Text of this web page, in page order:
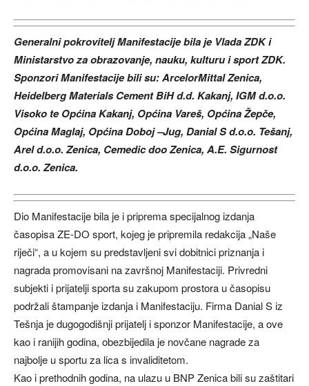
Generalni pokrovitelj Manifestacije bila je Vlada ZDK i
Ministarstvo za obrazovanje, nauku, kulturu i sport ZDK.
Sponzori Manifestacije bili su: ArcelorMittal Zenica,
Heidelberg Materials Cement BiH d.d. Kakanj, IGM d.o.o.
Visoko te Općina Kakanj, Općina Vareš, Općina Žepče,
Općina Maglaj, Općina Doboj –Jug, Danial S d.o.o. Tešanj,
Arel d.o.o. Zenica, Cemedic doo Zenica, A.E. Sigurnost
d.o.o. Zenica.
Dio Manifestacije bila je i priprema specijalnog izdanja
časopisa ZE-DO sport, kojeg je pripremila redakcija „Naše
riječi“, a u kojem su predstavljeni svi dobitnici priznanja i
nagrada promovisani na završnoj Manifestaciji. Privredni
subjekti i prijatelji sporta su zakupom prostora u časopisu
podržali štampanje izdanja i Manifestaciju. Firma Danial S iz
Tešnja je dugogodišnji prijatelj i sponzor Manifestacije, a ove
kao i ranijih godina, obezbijedila je novčane nagrade za
najbolje u sportu za lica s invaliditetom.
Kao i prethodnih godina, na ulazu u BNP Zenica bili su zaštitari